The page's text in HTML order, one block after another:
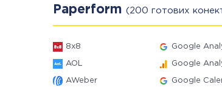
Paperform (200 готових
8x8 Google
AOL Google
AWeber Google